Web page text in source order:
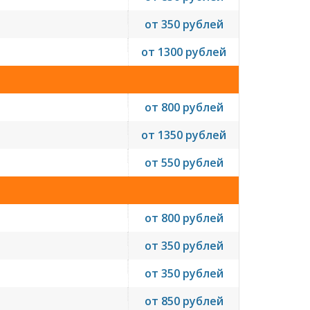
от 350 рублей
от 1300 рублей
от 800 рублей
от 1350 рублей
от 550 рублей
от 800 рублей
от 350 рублей
от 350 рублей
от 850 рублей